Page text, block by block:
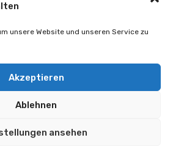
unsere Website und unseren Service zu
Akzeptieren
Ablehnen
ansehen